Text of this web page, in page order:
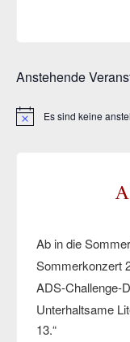
Anstehende
HinweisEs sind keine
Ab in die
Sommerkonzert
ADS-Challenge-
Unterhaltsame
13.“